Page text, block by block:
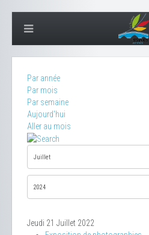
Par année
Par mois
Par semaine
Aujourd'hui
Aller au mois
Jeudi 21 Juillet 2022